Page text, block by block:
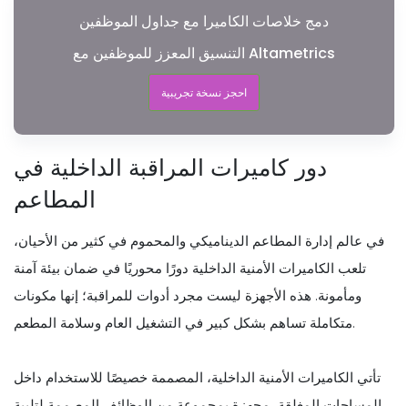
دمج خلاصات الكاميرا مع جداول الموظفين
التنسيق المعزز للموظفين مع Altametrics
احجز نسخة تجريبية
دور كاميرات المراقبة الداخلية في
المطاعم
في عالم إدارة المطاعم الديناميكي والمحموم في كثير من الأحيان،
تلعب الكاميرات الأمنية الداخلية دورًا محوريًا في ضمان بيئة آمنة
ومأمونة. هذه الأجهزة ليست مجرد أدوات للمراقبة؛ إنها مكونات
متكاملة تساهم بشكل كبير في التشغيل العام وسلامة المطعم.
تأتي الكاميرات الأمنية الداخلية، المصممة خصيصًا للاستخدام داخل